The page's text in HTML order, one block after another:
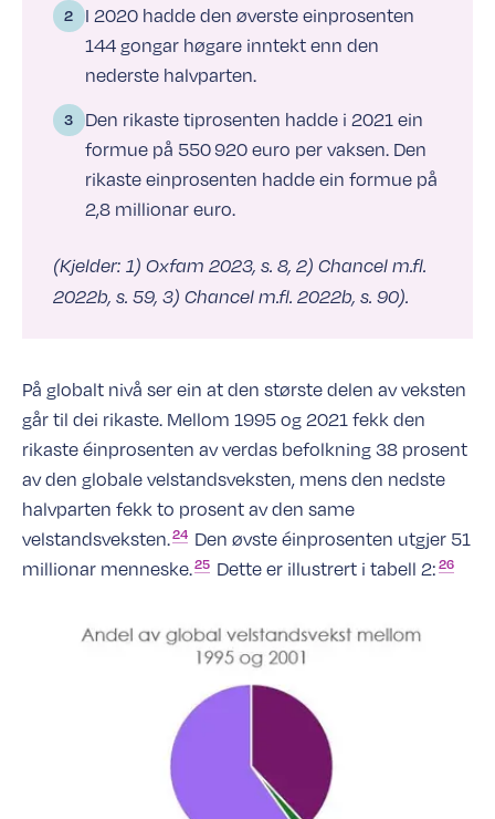
I 2020 hadde den øverste einprosenten
144 gongar høgare inntekt enn den
nederste halvparten.
Den rikaste tiprosenten hadde i 2021 ein
formue på 550 920 euro per vaksen. Den
rikaste einprosenten hadde ein formue på
2,8 millionar euro.
(Kjelder: 1) Oxfam 2023, s. 8, 2) Chancel m.fl.
2022b, s. 59, 3) Chancel m.fl. 2022b, s. 90).
På globalt nivå ser ein at den største delen av veksten
går til dei rikaste. Mellom 1995 og 2021 fekk den
rikaste éinprosenten av verdas befolkning 38 prosent
av den globale velstandsveksten, mens den nedste
halvparten fekk to prosent av den same
velstandsveksten.24 Den øvste éinprosenten utgjer 51
millionar menneske.25 Dette er illustrert i tabell 2: 26